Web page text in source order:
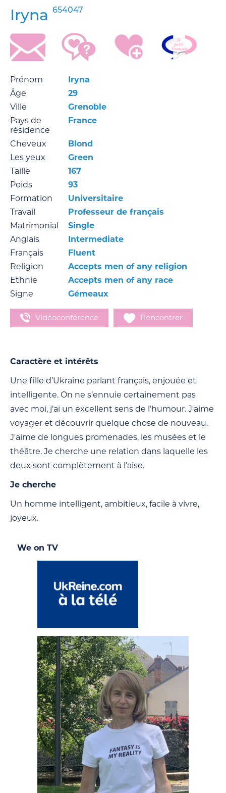
Iryna 654047
Prénom
Iryna
Âge
29
Ville
Grenoble
Pays de
résidence
France
Cheveux
Blond
Les yeux
Green
Taille
167
Poids
93
Formation
Universitaire
Travail
Professeur de français
Matrimonial
Single
Anglais
Intermediate
Français
Fluent
Religion
Accepts men of any religion
Ethnie
Accepts men of any race
Signe
Gémeaux
Vidéoconférence Rencontrer
Caractère et intérêts
Une fille d’Ukraine parlant français, enjouée et
intelligente. On ne s’ennuie certainement pas
avec moi, j’ai un excellent sens de l’humour. J'aime
voyager et découvrir quelque chose de nouveau.
J'aime de longues promenades, les musées et le
théâtre. Je cherche une relation dans laquelle les
deux sont complètement à l’aise.
Je cherche
Un homme intelligent, ambitieux, facile à vivre,
joyeux.
We on TV